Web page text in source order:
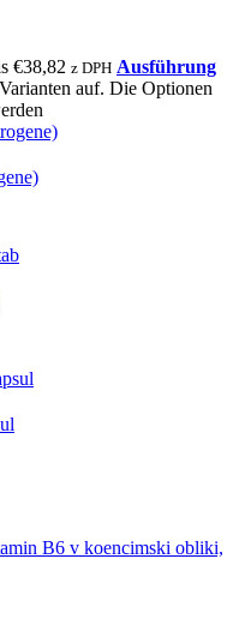
€38,82 z DPH Ausführung
auf. Die Optionen
B6 v koencimski obliki,